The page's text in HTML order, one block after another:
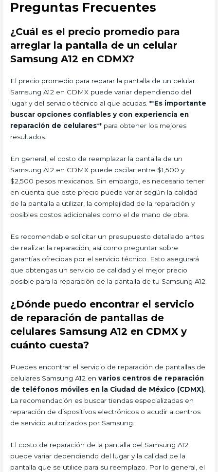
Preguntas Frecuentes
¿Cuál es el precio promedio para
arreglar la pantalla de un celular
Samsung A12 en CDMX?
El precio promedio para reparar la pantalla de un celular
Samsung A12 en CDMX puede variar dependiendo del
lugar y del servicio técnico al que acudas. **Es importante
buscar opciones confiables y con experiencia en
reparación de celulares** para obtener los mejores
resultados.
En general, el costo de reemplazar la pantalla de un
Samsung A12 en CDMX puede oscilar entre $1,500 y
$2,500 pesos mexicanos. Sin embargo, es necesario tener
en cuenta que este precio puede variar según la calidad
de la pantalla a utilizar, la complejidad de la reparación y
posibles costos adicionales como el de mano de obra.
Es recomendable solicitar un presupuesto detallado antes
de realizar la reparación, así como preguntar sobre
garantías ofrecidas por el servicio técnico. Esto asegurará
que obtengas un servicio de calidad y el mejor precio
posible para la reparación de la pantalla de tu Samsung A12.
¿Dónde puedo encontrar el servicio
de reparación de pantallas de
celulares Samsung A12 en CDMX y
cuánto cuesta?
Puedes encontrar el servicio de reparación de pantallas de
celulares Samsung A12 envarios centros de reparación
de teléfonos móviles en la Ciudad de México (CDMX).
La recomendación es buscar tiendas especializadas en
reparación de dispositivos electrónicos o acudir a centros
de servicio autorizados por Samsung.
El costo de reparación de la pantalla del Samsung A12
puede variar dependiendo del lugar y la calidad de la
pantalla que se utilice para su reemplazo. Por lo general, el